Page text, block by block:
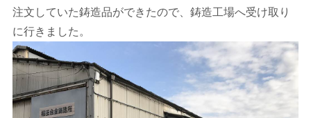
注文していた鋳造品ができたので、鋳造工場へ受け取り
に行きました。